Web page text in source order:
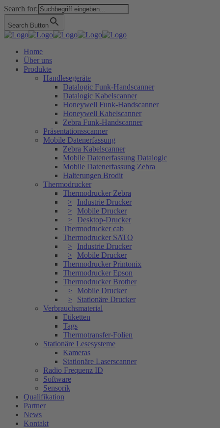
Search for:
Search Button
Home
Über uns
Produkte
Handlesegeräte
Datalogic Funk-Handscanner
Datalogic Kabelscanner
Honeywell Funk-Handscanner
Honeywell Kabelscanner
Zebra Funk-Handscanner
Präsentationsscanner
Mobile Datenerfassung
Zebra Kabelscanner
Mobile Datenerfassung Datalogic
Mobile Datenerfassung Zebra
Halterungen Brodit
Thermodrucker
Thermodrucker Zebra
Industrie Drucker
Mobile Drucker
Desktop-Drucker
Thermodrucker cab
Thermodrucker SATO
Industrie Drucker
Mobile Drucker
Thermodrucker Printonix
Thermodrucker Epson
Thermodrucker Brother
Mobile Drucker
Stationäre Drucker
Verbrauchsmaterial
Etiketten
Tags
Thermotransfer-Folien
Stationäre Lesesysteme
Kameras
Stationäre Laserscanner
Radio Frequenz ID
Software
Sensorik
Qualifikation
Partner
News
Kontakt